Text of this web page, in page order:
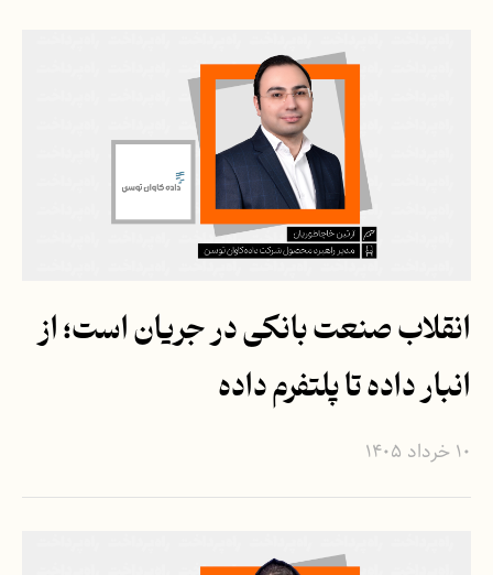
انقلاب صنعت بانکی در جریان است؛ از
انبار داده تا پلتفرم داده
۱۰ خرداد ۱۴۰۵